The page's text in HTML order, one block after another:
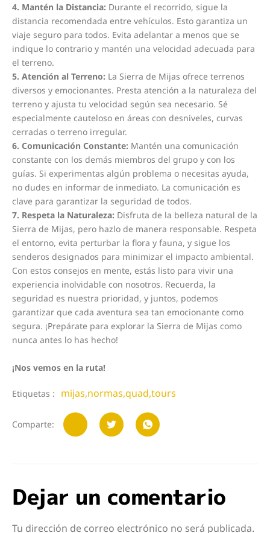
4. Mantén la Distancia: Durante el recorrido, sigue la
distancia recomendada entre vehículos. Esto garantiza un
viaje seguro para todos. Evita adelantar a menos que se
indique lo contrario y mantén una velocidad adecuada para
el terreno.
5. Atención al Terreno: La Sierra de Mijas ofrece terrenos
diversos y emocionantes. Presta atención a la naturaleza del
terreno y ajusta tu velocidad según sea necesario. Sé
especialmente cauteloso en áreas con desniveles, curvas
cerradas o terreno irregular.
6. Comunicación Constante: Mantén una comunicación
constante con los demás miembros del grupo y con los
guías. Si experimentas algún problema o necesitas ayuda,
no dudes en informar de inmediato. La comunicación es
clave para garantizar la seguridad de todos.
7. Respeta la Naturaleza: Disfruta de la belleza natural de la
Sierra de Mijas, pero hazlo de manera responsable. Respeta
el entorno, evita perturbar la flora y fauna, y sigue los
senderos designados para minimizar el impacto ambiental.
Con estos consejos en mente, estás listo para vivir una
experiencia inolvidable con nosotros. Recuerda, la
seguridad es nuestra prioridad, y juntos, podemos
garantizar que cada aventura sea tan emocionante como
segura. ¡Prepárate para explorar la Sierra de Mijas como
nunca antes lo has hecho!
¡Nos vemos en la ruta!
Etiquetas : mijas,normas,quad,tours
Comparte:
Dejar un comentario
Tu dirección de correo electrónico no será publicada.